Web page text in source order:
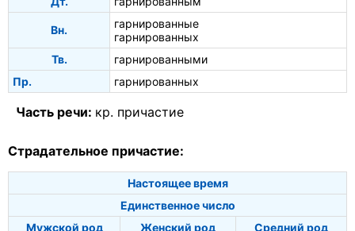
Вн.
гарнированные
гарнированных
Тв.
гарнированными
Пр.
гарнированных
Часть речи: кр. причастие
Страдательное причастие:
Настоящее время
Единственное число
Мужской род
Женский род
Средний род